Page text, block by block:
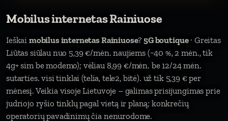
Mobilus internetas Rainiuose
Ieškai mobilus internetas Rainiuose?5G boutique· Greitas
Liūtas siūlau nuo 5,39 €/mėn. naujiems (−40 %, 2 mėn., tik
4g+ sim be modemo); vėliau 8,99 €/mėn. be 12/24 mėn.
sutarties. visi tinklai (telia, tele2, bitė). už tik 5,39 € per
mėnesį. Veikia visoje Lietuvoje – galimas prisijungimas prie
judriojo ryšio tinklų pagal vietą ir planą; konkrečių
operatorių pavadinimų čia nenurodome.